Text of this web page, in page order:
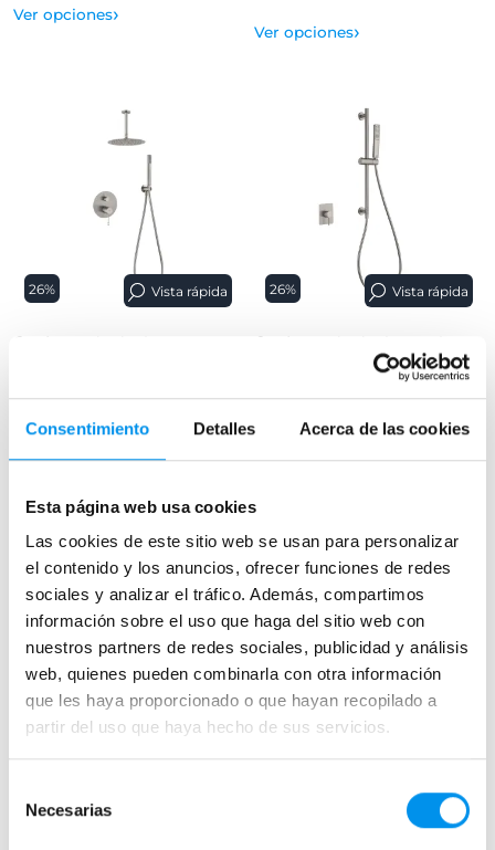
Consentimiento Detalles Acerca de las cookies
Esta página web usa cookies
Las cookies de este sitio web se usan para personalizar
el contenido y los anuncios, ofrecer funciones de redes
sociales y analizar el tráfico. Además, compartimos
información sobre el uso que haga del sitio web con
nuestros partners de redes sociales, publicidad y análisis
web, quienes pueden combinarla con otra información
que les haya proporcionado o que hayan recopilado a
partir del uso que haya hecho de sus servicios.
Necesarias
Ver opciones›
Ver opciones›
26% Vista rápida
Conjunto de ducha
170,13€ 229,90€
desde 56,71€/mes
+ 2 COLORES DISPONIBLES
›
26% Vista rápida
Conjunto de ducha con barra
empotrado Imex Firenze
102,97€ 139,15€
desde 34,32€/mes
+ 2 COLORES DISPONIBLES
›
NOVEDAD